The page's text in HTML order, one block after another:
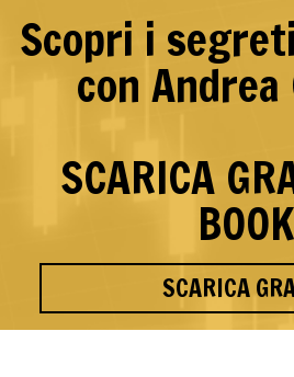
Scopri i
con Andrea
SCARICA
BOOK
SCARICA